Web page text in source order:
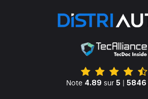
Note 4.89 sur 5 | 5846